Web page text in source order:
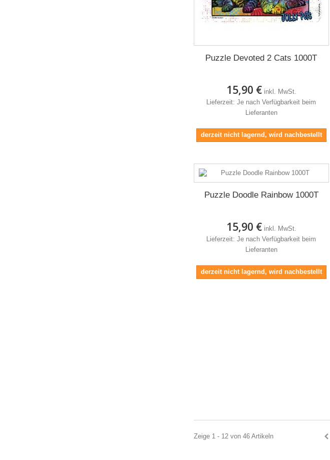
Puzzle Devoted 2 Cats 1000T
15,90 € inkl. MwSt.
Lieferzeit: Je nach Verfügbarkeit beim
Lieferanten
derzeit nicht lagernd, wird nachbestellt
Puzzle Doodle Rainbow 1000T
15,90 € inkl. MwSt.
Lieferzeit: Je nach Verfügbarkeit beim
Lieferanten
derzeit nicht lagernd, wird nachbestellt
Zeige 1 - 12 von 46 Artikeln